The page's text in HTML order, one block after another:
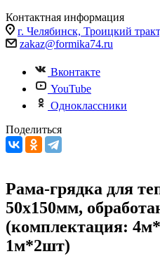
Контактная информация
г. Челябинск, Троицкий
zakaz@formika74.ru
Вконтакте
YouTube
Одноклассники
Поделиться
Рама-грядка для
50х150мм,
(комплектация:
1м*2шт)